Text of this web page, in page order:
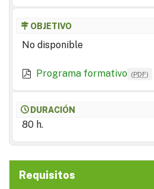
OBJETIVO
No disponible
Programa formativo (PDF)
DURACIÓN
80 h.
Requisitos